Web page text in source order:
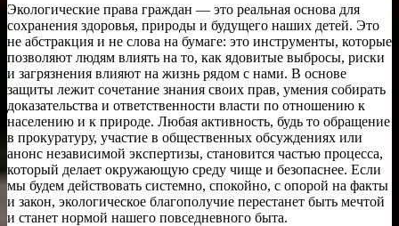
Экологические права граждан — это реальная основа для
сохранения здоровья, природы и будущего наших детей. Это
не абстракция и не слова на бумаге: это инструменты, которые
позволяют людям влиять на то, как ядовитые выбросы, риски
и загрязнения влияют на жизнь рядом с нами. В основе
защиты лежит сочетание знания своих прав, умения собирать
доказательства и ответственности власти по отношению к
населению и к природе. Любая активность, будь то обращение
в прокуратуру, участие в общественных обсуждениях или
анонс независимой экспертизы, становится частью процесса,
который делает окружающую среду чище и безопаснее. Если
мы будем действовать системно, спокойно, с опорой на факты
и закон, экологическое благополучие перестанет быть мечтой
и станет нормой нашего повседневного быта.